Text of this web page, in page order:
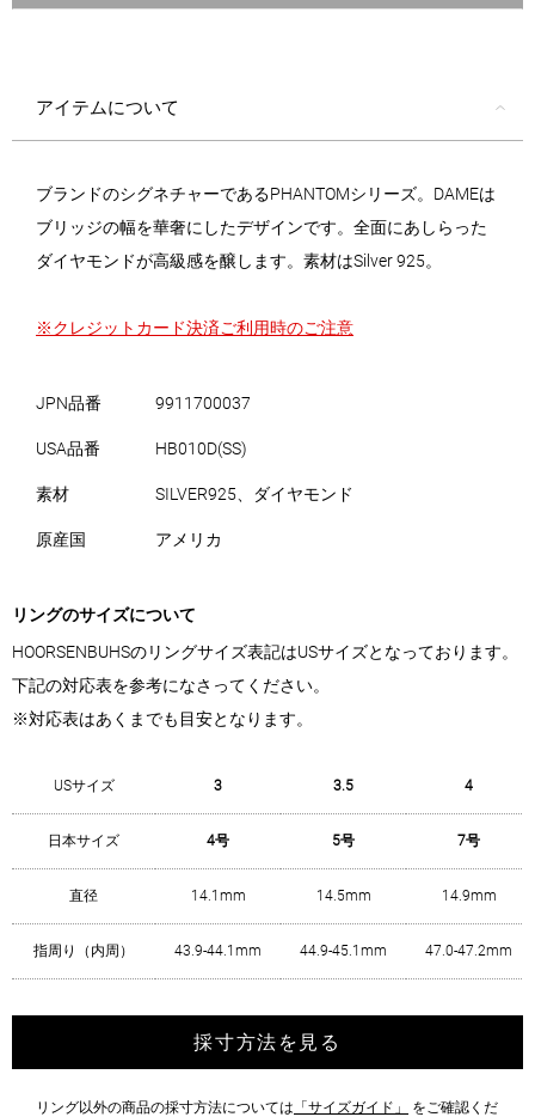
アイテムについて
ブランドのシグネチャーであるPHANTOMシリーズ。DAMEは
ブリッジの幅を華奢にしたデザインです。全面にあしらった
ダイヤモンドが高級感を醸します。素材はSilver 925。
※クレジットカード決済ご利用時のご注意
JPN品番 9911700037
USA品番 HB010D(SS)
素材 SILVER925、ダイヤモンド
原産国 アメリカ
リングのサイズについて
HOORSENBUHSのリングサイズ表記はUSサイズとなっております。
下記の対応表を参考になさってください。
※対応表はあくまでも目安となります。
USサイズ 3 3.5 4
日本サイズ 4号 5号 7号
直径 14.1mm 14.5mm 14.9mm
指周り（内周） 43.9-44.1mm 44.9-45.1mm 47.0-47.2mm
採寸方法を見る
リング以外の商品の採寸方法については 「サイズガイド」
をご確認くだ